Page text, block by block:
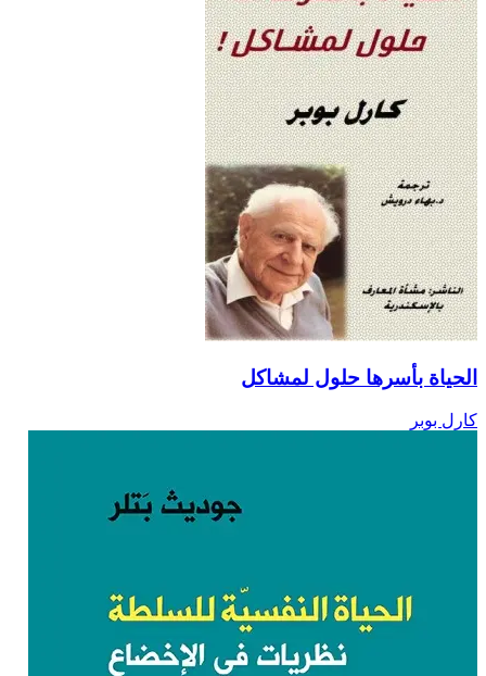
الحياة بأسرها حلول لمشاكل
كارل بوبر